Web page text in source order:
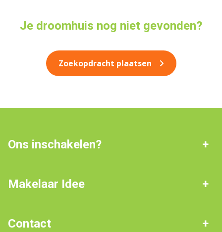
Je droomhuis nog niet gevonden?
Zoekopdracht plaatsen
Ons inschakelen?
Nederland
Makelaar Idee
Contact